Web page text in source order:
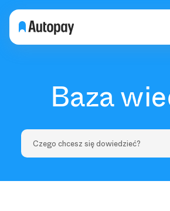
Baza